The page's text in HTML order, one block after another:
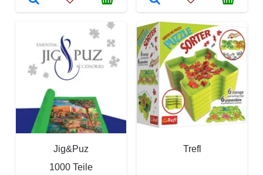
Jig&Puz
1000 Teile
Trefl